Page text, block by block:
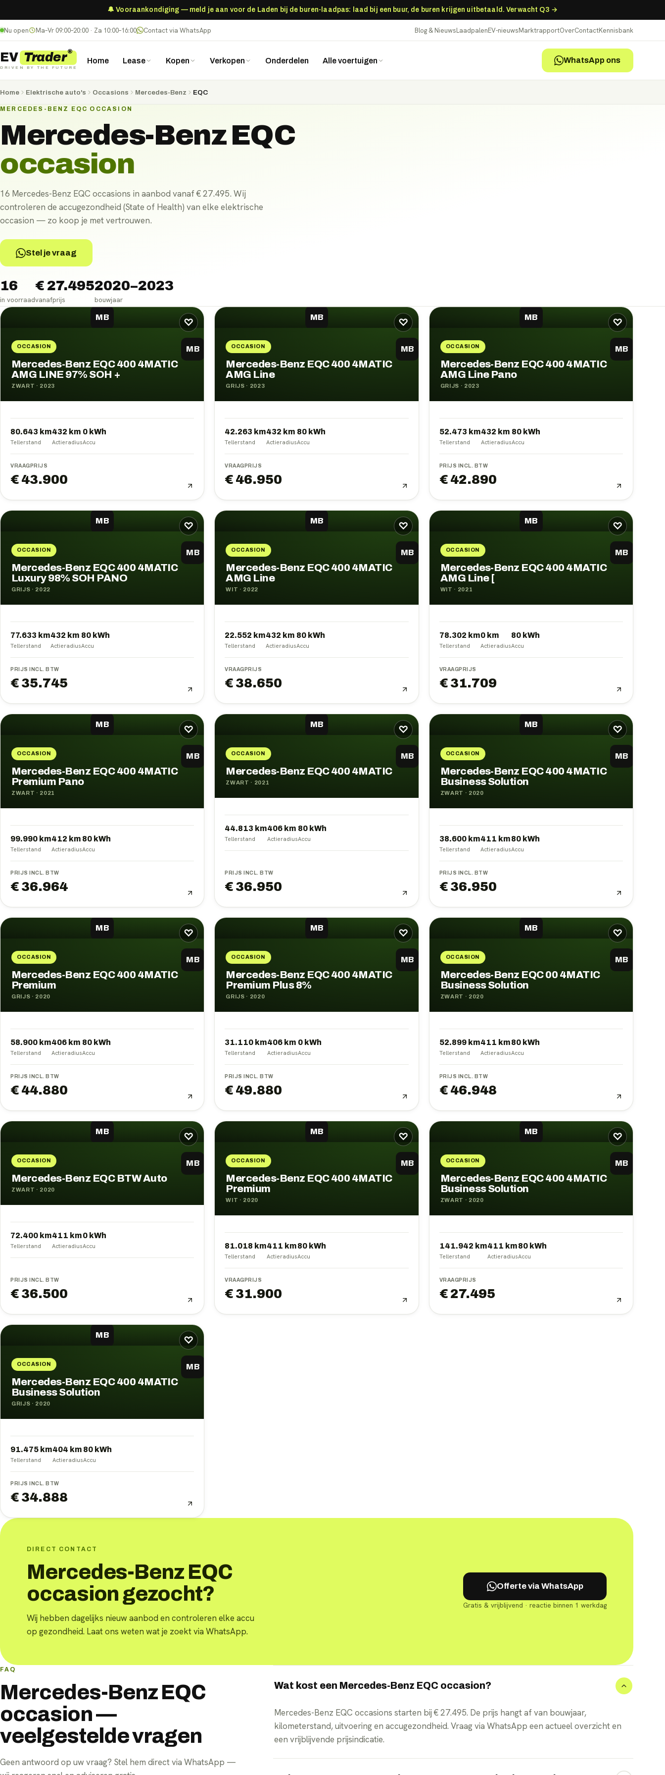
🔔 Vooraankondiging — meld je aan voor de Laden bij de buren-laadpas: laad bij een buur, de buren krijgen uitbetaald. Verwacht Q3 →
Nu open Ma–Vr 09:00–20:00 · Za 10:00–16:00 Contact via WhatsApp Blog & NieuwsLaadpalenEV-nieuwsMarktrapportOverContactKennisbank
EV Trader®
DRIVEN BY THE FUTURE
Home Lease Kopen Verkopen Onderdelen Alle voertuigen WhatsApp ons
Home Elektrische auto's Occasions Mercedes-Benz EQC
MERCEDES-BENZ EQC OCCASION
Mercedes-Benz EQC
occasion
16 Mercedes-Benz EQC occasions in aanbod vanaf € 27.495. Wij
controleren de accugezondheid (State of Health) van elke elektrische
occasion — zo koop je met vertrouwen.
Stel je vraag
16
in voorraad
€ 27.495
vanafprijs
2020–2023
bouwjaar
Mercedes-Benz EQC occasions
♡
MB
OCCASION MB
Mercedes-Benz EQC 400 4MATIC
AMG LINE 97% SOH +
ZWART · 2023
80.643 km
Tellerstand
432 km
Actieradius
0 kWh
Accu
VRAAGPRIJS
€ 43.900
♡
MB
OCCASION MB
Mercedes-Benz EQC 400 4MATIC
AMG Line
GRIJS · 2023
42.263 km
Tellerstand
432 km
Actieradius
80 kWh
Accu
VRAAGPRIJS
€ 46.950
♡
MB
OCCASION MB
Mercedes-Benz EQC 400 4MATIC
AMG Line Pano
GRIJS · 2023
52.473 km
Tellerstand
432 km
Actieradius
80kWh
Accu
PRIJS INCL. BTW
€ 42.890
♡
MB
OCCASION MB
Mercedes-Benz EQC 400 4MATIC
Luxury 98% SOH PANO
GRIJS · 2022
77.633 km
Tellerstand
432 km
Actieradius
80 kWh
Accu
PRIJS INCL. BTW
€ 35.745
♡
MB
OCCASION MB
Mercedes-Benz EQC 400 4MATIC
AMG Line
WIT · 2022
22.552 km
Tellerstand
432 km
Actieradius
80 kWh
Accu
VRAAGPRIJS
€ 38.650
♡
MB
OCCASION MB
Mercedes-Benz EQC 400 4MATIC
AMG Line [
WIT · 2021
78.302 km
Tellerstand
0km
Actieradius
80kWh
Accu
VRAAGPRIJS
€ 31.709
♡
MB
OCCASION MB
Mercedes-Benz EQC 400 4MATIC
Premium Pano
ZWART · 2021
99.990 km
Tellerstand
412 km
Actieradius
80 kWh
Accu
PRIJS INCL. BTW
€ 36.964
♡
MB
OCCASION MB
Mercedes-Benz EQC 400 4MATIC
ZWART · 2021
44.813 km
Tellerstand
406 km
Actieradius
80 kWh
Accu
PRIJS INCL. BTW
€ 36.950
♡
MB
OCCASION MB
Mercedes-Benz EQC 400 4MATIC
Business Solution
ZWART · 2020
38.600 km
Tellerstand
411 km
Actieradius
80kWh
Accu
PRIJS INCL. BTW
€ 36.950
♡
MB
OCCASION MB
Mercedes-Benz EQC 400 4MATIC
Premium
GRIJS · 2020
58.900 km
Tellerstand
406 km
Actieradius
80 kWh
Accu
PRIJS INCL. BTW
€ 44.880
♡
MB
OCCASION MB
Mercedes-Benz EQC 400 4MATIC
Premium Plus 8%
GRIJS · 2020
31.110 km
Tellerstand
406 km
Actieradius
0 kWh
Accu
PRIJS INCL. BTW
€ 49.880
♡
MB
OCCASION MB
Mercedes-Benz EQC 00 4MATIC
Business Solution
ZWART · 2020
52.899 km
Tellerstand
411 km
Actieradius
80kWh
Accu
PRIJS INCL. BTW
€ 46.948
♡
MB
OCCASION MB
Mercedes-Benz EQC BTW Auto
ZWART · 2020
72.400 km
Tellerstand
411 km
Actieradius
0 kWh
Accu
PRIJS INCL. BTW
€ 36.500
♡
MB
OCCASION MB
Mercedes-Benz EQC 400 4MATIC
Premium
WIT · 2020
81.018 km
Tellerstand
411 km
Actieradius
80 kWh
Accu
VRAAGPRIJS
€ 31.900
♡
MB
OCCASION MB
Mercedes-Benz EQC 400 4MATIC
Business Solution
ZWART · 2020
141.942 km
Tellerstand
411 km
Actieradius
80kWh
Accu
VRAAGPRIJS
€ 27.495
♡
MB
OCCASION MB
Mercedes-Benz EQC 400 4MATIC
Business Solution
GRIJS · 2020
91.475 km
Tellerstand
404 km
Actieradius
80 kWh
Accu
PRIJS INCL. BTW
€ 34.888
DIRECT CONTACT
Mercedes-Benz EQC
occasion gezocht?
Wij hebben dagelijks nieuw aanbod en controleren elke accu
op gezondheid. Laat ons weten wat je zoekt via WhatsApp.
Offerte via WhatsApp
Gratis & vrijblijvend · reactie binnen 1 werkdag
FAQ
Mercedes-Benz EQC
occasion —
veelgestelde vragen
Geen antwoord op uw vraag? Stel hem direct via WhatsApp —
Wat kost een Mercedes-Benz EQC occasion?
Mercedes-Benz EQC occasions starten bij € 27.495. De prijs hangt af van bouwjaar,
kilometerstand, uitvoering en accugezondheid. Vraag via WhatsApp een actueel overzicht en
een vrijblijvende prijsindicatie.